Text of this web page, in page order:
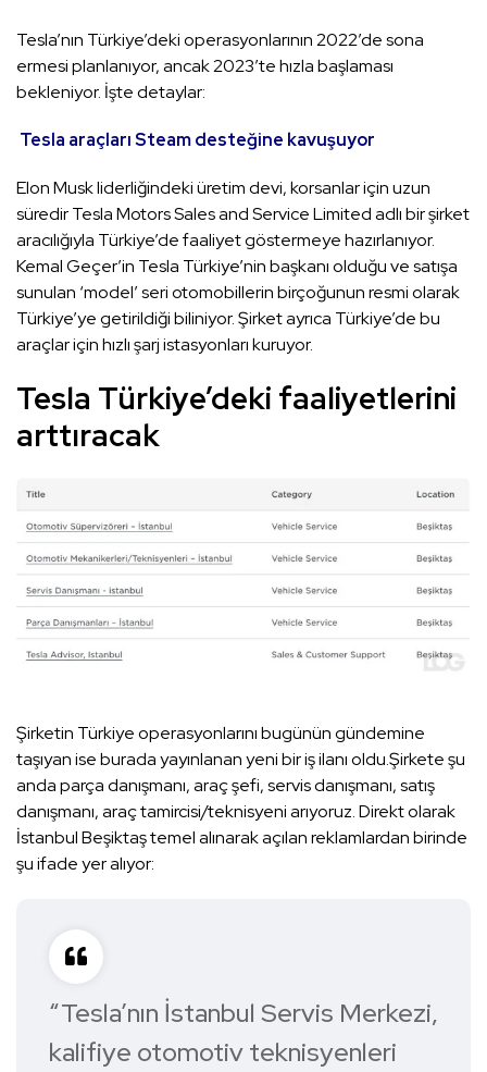
Tesla’nın Türkiye’deki operasyonlarının 2022’de sona
ermesi planlanıyor, ancak 2023’te hızla başlaması
bekleniyor. İşte detaylar:
Tesla araçları Steam desteğine kavuşuyor
Elon Musk liderliğindeki üretim devi, korsanlar için uzun
süredir Tesla Motors Sales and Service Limited adlı bir şirket
aracılığıyla Türkiye’de faaliyet göstermeye hazırlanıyor.
Kemal Geçer’in Tesla Türkiye’nin başkanı olduğu ve satışa
sunulan ‘model’ seri otomobillerin birçoğunun resmi olarak
Türkiye’ye getirildiği biliniyor. Şirket ayrıca Türkiye’de bu
araçlar için hızlı şarj istasyonları kuruyor.
Tesla Türkiye’deki faaliyetlerini
arttıracak
Şirketin Türkiye operasyonlarını bugünün gündemine
taşıyan ise burada yayınlanan yeni bir iş ilanı oldu.Şirkete şu
anda parça danışmanı, araç şefi, servis danışmanı, satış
danışmanı, araç tamircisi/teknisyeni arıyoruz. Direkt olarak
İstanbul Beşiktaş temel alınarak açılan reklamlardan birinde
şu ifade yer alıyor:
“Tesla’nın İstanbul Servis Merkezi,
kalifiye otomotiv teknisyenleri